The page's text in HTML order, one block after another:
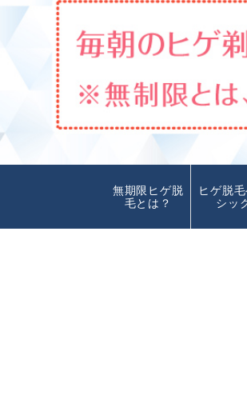
無期限ヒゲ脱
毛とは？
ヒゲ脱
シッ